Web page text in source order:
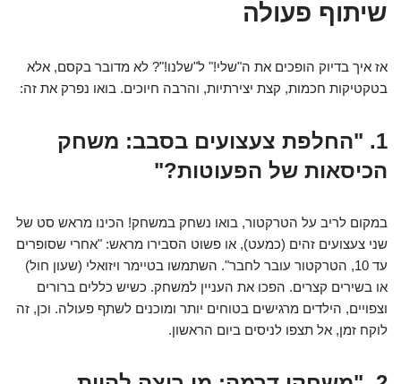
שיתוף פעולה
אז איך בדיוק הופכים את ה"שלי!" ל"שלנו!"? לא מדובר בקסם, אלא
בטקטיקות חכמות, קצת יצירתיות, והרבה חיוכים. בואו נפרק את זה:
1. "החלפת צעצועים בסבב: משחק
הכיסאות של הפעוטות?"
במקום לריב על הטרקטור, בואו נשחק במשחק! הכינו מראש סט של
שני צעצועים זהים (כמעט), או פשוט הסבירו מראש: "אחרי שסופרים
עד 10, הטרקטור עובר לחבר". השתמשו בטיימר ויזואלי (שעון חול)
או בשירים קצרים. הפכו את העניין למשחק. כשיש כללים ברורים
וצפויים, הילדים מרגישים בטוחים יותר ומוכנים לשתף פעולה. וכן, זה
לוקח זמן, אל תצפו לניסים ביום הראשון.